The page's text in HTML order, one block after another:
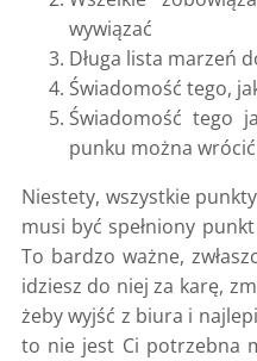
wywiązać
Długa lista marzeń
Świadomość tego,
Świadomość tego
punku można
Niestety, wszystkie
musi być spełniony
To bardzo ważne,
idziesz do niej za karę,
żeby wyjść z biura i
to nie jest Ci potrzebna